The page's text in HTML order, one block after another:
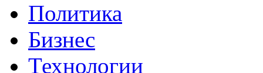
Политика
Бизнес
Технологии